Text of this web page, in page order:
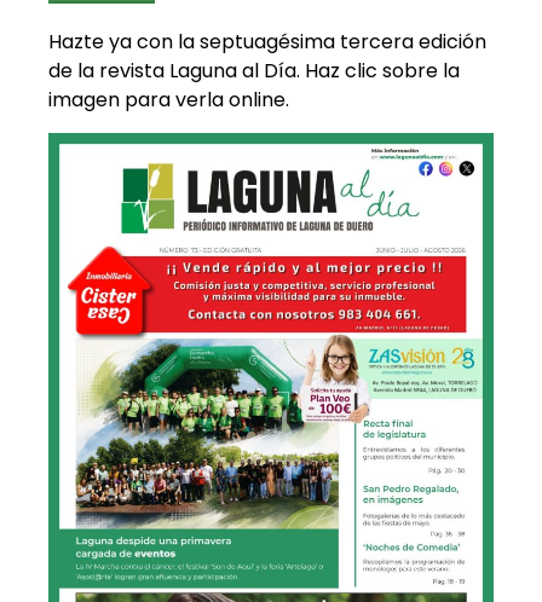
Hazte ya con la septuagésima tercera edición
de la revista Laguna al Día. Haz clic sobre la
imagen para verla online.